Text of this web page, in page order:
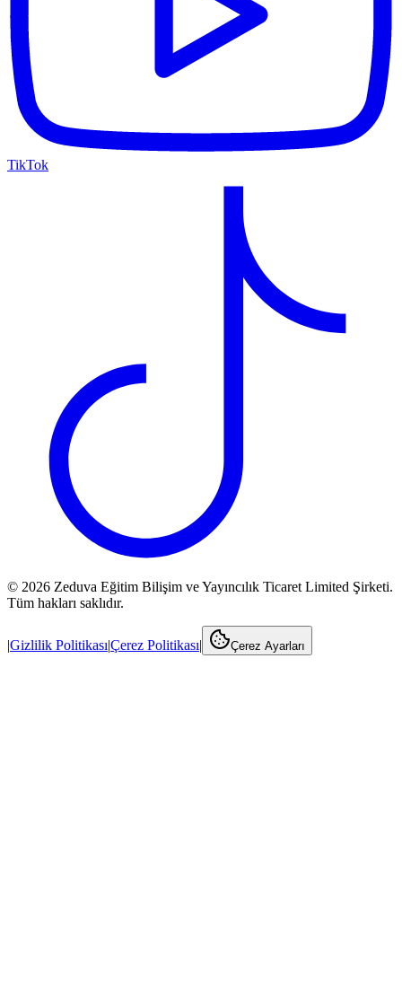
TikTok
© 2026 Zeduva Eğitim Bilişim ve Yayıncılık Ticaret Limited Şirketi.
Tüm hakları saklıdır.
|Gizlilik Politikası|Çerez Politikası| Çerez Ayarları